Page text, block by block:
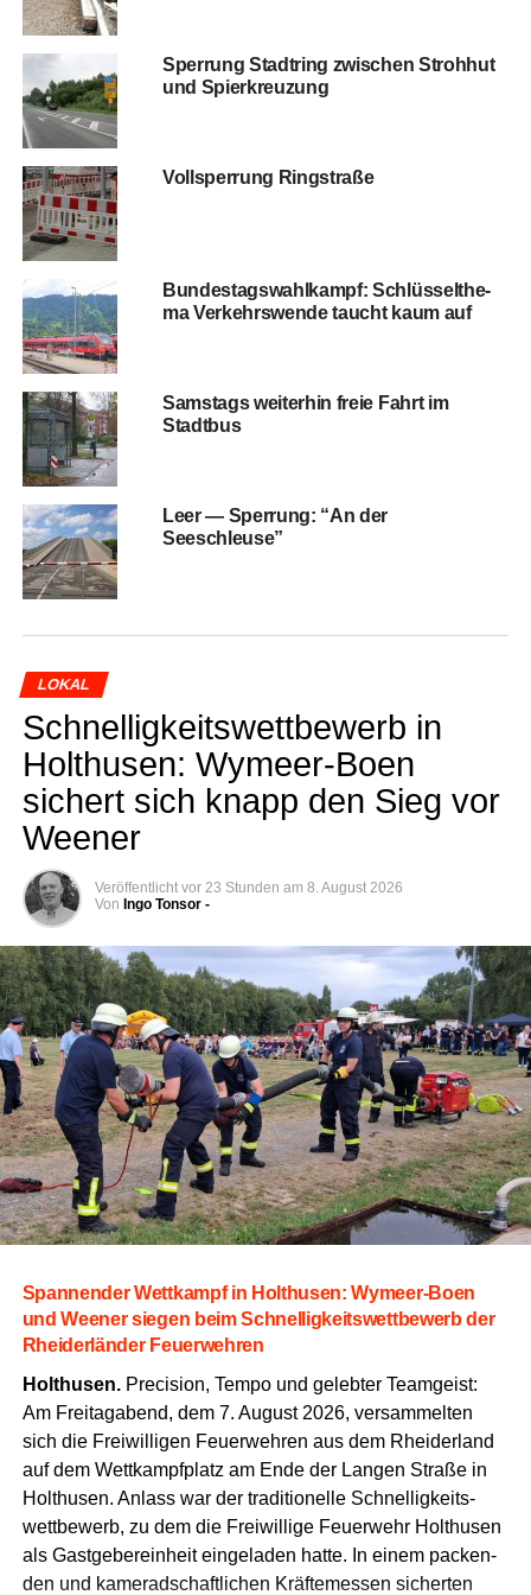
Sper­rung Stadt­ring zwi­schen Stroh­hut
und Spierkreuzung
Voll­sper­rung Ringstraße
Bun­des­tags­wahl­kampf: Schlüs­sel­the­
ma Ver­kehrs­wen­de taucht kaum auf
Sams­tags wei­ter­hin freie Fahrt im
Stadtbus
Leer — Sper­rung: “An der
Seeschleuse”
LOKAL
Schnel­lig­keits­wett­be­werb in
Hol­thusen: Wymeer-Boen
sichert sich knapp den Sieg vor
Weener
Veröffentlicht vor 23 Stunden am 8. August 2026
Von Ingo Tonsor -
Span­nen­der Wett­kampf in Hol­thusen: Wymeer-Boen
und Wee­ner sie­gen beim Schnel­lig­keits­wett­be­werb der
Rhei­der­län­der Feuerwehren
Hol­thusen.Pre­cis­i­on, Tem­po und geleb­ter Team­geist:
Am Frei­tag­abend, dem 7. August 2026, ver­sam­mel­ten
sich die Frei­wil­li­gen Feu­er­weh­ren aus dem Rhei­der­land
auf dem Wett­kampf­platz am Ende der Lan­gen Stra­ße in
Hol­thusen. Anlass war der tra­di­tio­nel­le Schnel­lig­keits­
wett­be­werb, zu dem die Frei­wil­li­ge Feu­er­wehr Hol­thusen
als Gast­ge­ber­ein­heit ein­ge­la­den hat­te. In einem packen­
den und kame­rad­schaft­li­chen Kräf­te­mes­sen sicher­ten